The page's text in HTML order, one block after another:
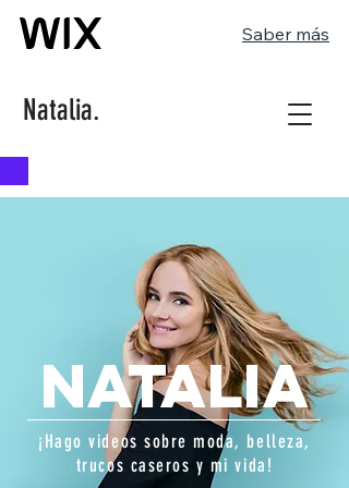
Saber más